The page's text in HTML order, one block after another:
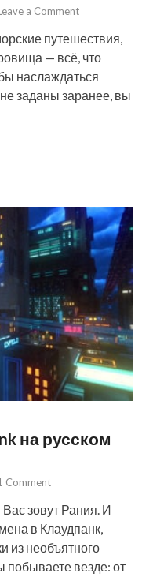
a Comment
путешествия,
— всё, что
наслаждаться
заданы заранее, вы
на русском
Comment
зовут Рания. И
в Клаудпанк,
из необъятного
побываете везде: от